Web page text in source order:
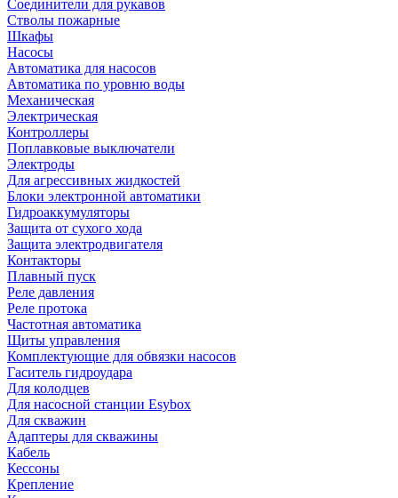
Соединители для рукавов
Стволы пожарные
Шкафы
Насосы
Автоматика для насосов
Автоматика по уровню воды
Механическая
Электрическая
Контроллеры
Поплавковые выключатели
Электроды
Для агрессивных жидкостей
Блоки электронной автоматики
Гидроаккумуляторы
Защита от сухого хода
Защита электродвигателя
Контакторы
Плавный пуск
Реле давления
Реле протока
Частотная автоматика
Щиты управления
Комплектующие для обвязки насосов
Гаситель гидроудара
Для колодцев
Для насосной станции Esybox
Для скважин
Адаптеры для скважины
Кабель
Кессоны
Крепление